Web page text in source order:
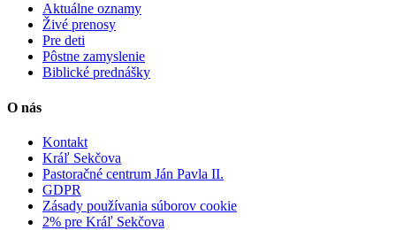
Aktuálne oznamy
Živé prenosy
Pre deti
Pôstne zamyslenie
Biblické prednášky
O nás
Kontakt
Kráľ Sekčova
Pastoračné centrum Ján Pavla II.
GDPR
Zásady používania súborov cookie
2% pre Kráľ Sekčova